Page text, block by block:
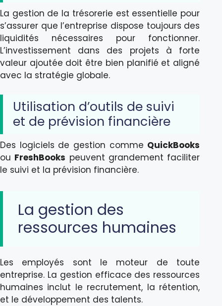
La gestion de la trésorerie est essentielle pour
s’assurer que l’entreprise dispose toujours des
liquidités nécessaires pour fonctionner.
L’investissement dans des projets à forte
valeur ajoutée doit être bien planifié et aligné
avec la stratégie globale.
Utilisation d’outils de suivi
et de prévision financière
Des logiciels de gestion comme QuickBooks
ou FreshBooks peuvent grandement faciliter
le suivi et la prévision financière.
La gestion des
ressources humaines
Les employés sont le moteur de toute
entreprise. La gestion efficace des ressources
humaines inclut le recrutement, la rétention,
et le développement des talents.